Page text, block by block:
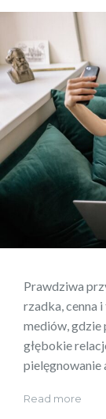
Prawdziwa
rzadka, cenna
mediów, gdzie
głębokie
Read more